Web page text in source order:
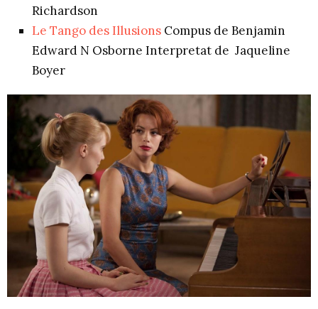
Richardson
Le Tango des Illusions Compus de Benjamin
Edward N Osborne Interpretat de Jaqueline
Boyer